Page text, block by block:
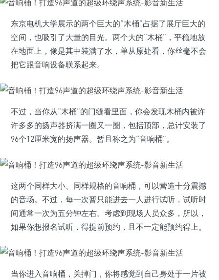
东京电机大学展示的两个巨大的“木桶”占据了展厅巨大的
空间，也吸引了大量的目光。两个大的“木桶”，平稳地放
在地面上，像是其中装满了水，单从原处看，你丝毫不会
把它跟音响设备联系起来。
不过，当你从“木桶”的门缝看里面，你会发现木桶内被许
许多多的扬声器挤满一圈又一圈，包括顶部，总计安装了
96个12厘米宽的扬声器。暂且称之为“音响桶”。
这两个同样大小、同样规格的音响桶，可以营造十分震撼
的音场。不过，每一次暂只能进去一人进行试听，试听时
间通常一次为五分钟左右。考虑到现场人员众多，所以，
如果你想报名试听，得提前预约，且不一定能预约得上。
当你进入音响桶，关掉门，你将感觉到自己身处于一片被